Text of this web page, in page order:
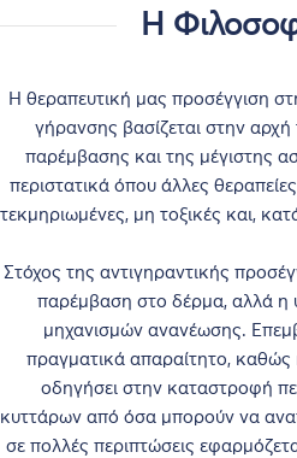
Η
Η θεραπευτική μας προσέγγιση
γήρανσης βασίζεται στην αρχή
παρέμβασης και της μέγιστης
περιστατικά όπου άλλες
τεκμηριωμένες, μη τοξικές και,
Στόχος της αντιγηραντικής
παρέμβαση στο δέρμα, αλλά η
μηχανισμών ανανέωσης.
πραγματικά απαραίτητο, καθώς
οδηγήσει στην καταστροφή
κυττάρων από όσα μπορούν να
σε πολλές περιπτώσεις